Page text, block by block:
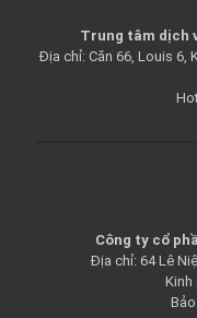
Trung tâm dịch
Địa chỉ: Căn 66, Louis 6,
Công ty cổ
Địa chỉ: 64 Lê
Kinh